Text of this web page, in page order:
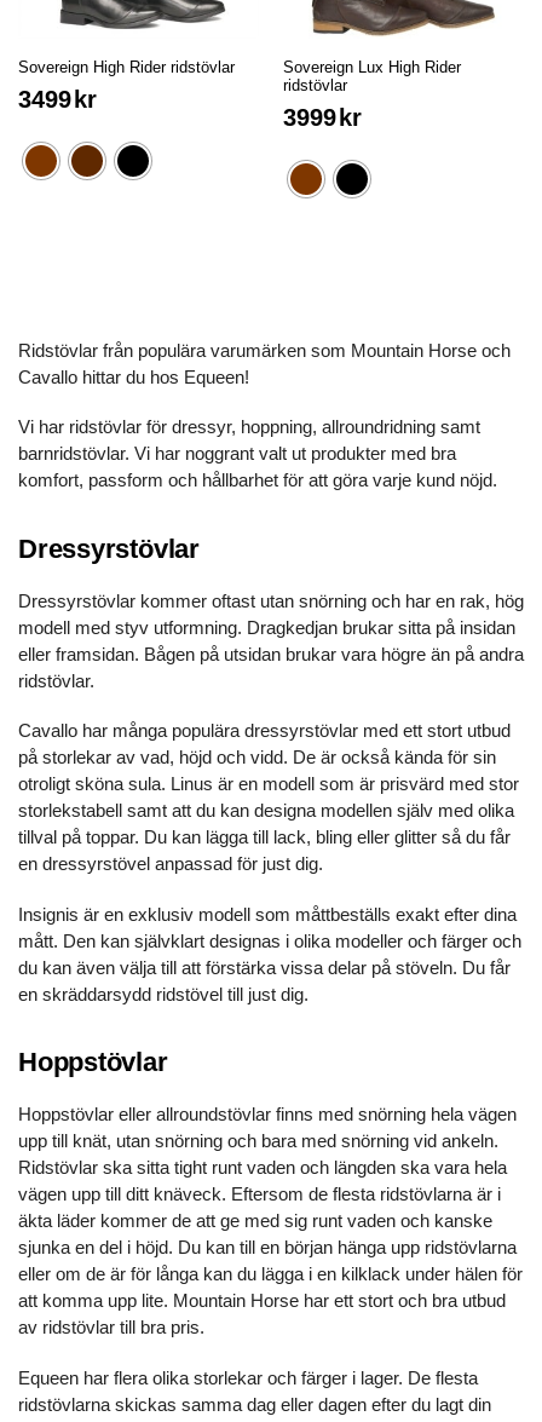
Sovereign High Rider ridstövlar
3499 kr
Sovereign Lux High Rider
ridstövlar
3999 kr
Ridstövlar från populära varumärken som Mountain Horse och
Cavallo hittar du hos Equeen!
Vi har ridstövlar för dressyr, hoppning, allroundridning samt
barnridstövlar. Vi har noggrant valt ut produkter med bra
komfort, passform och hållbarhet för att göra varje kund nöjd.
Dressyrstövlar
Dressyrstövlar kommer oftast utan snörning och har en rak, hög
modell med styv utformning. Dragkedjan brukar sitta på insidan
eller framsidan. Bågen på utsidan brukar vara högre än på andra
ridstövlar.
Cavallo har många populära dressyrstövlar med ett stort utbud
på storlekar av vad, höjd och vidd. De är också kända för sin
otroligt sköna sula. Linus är en modell som är prisvärd med stor
storlekstabell samt att du kan designa modellen själv med olika
tillval på toppar. Du kan lägga till lack, bling eller glitter så du får
en dressyrstövel anpassad för just dig.
Insignis är en exklusiv modell som måttbeställs exakt efter dina
mått. Den kan självklart designas i olika modeller och färger och
du kan även välja till att förstärka vissa delar på stöveln. Du får
en skräddarsydd ridstövel till just dig.
Hoppstövlar
Hoppstövlar eller allroundstövlar finns med snörning hela vägen
upp till knät, utan snörning och bara med snörning vid ankeln.
Ridstövlar ska sitta tight runt vaden och längden ska vara hela
vägen upp till ditt knäveck. Eftersom de flesta ridstövlarna är i
äkta läder kommer de att ge med sig runt vaden och kanske
sjunka en del i höjd. Du kan till en början hänga upp ridstövlarna
eller om de är för långa kan du lägga i en kilklack under hälen för
att komma upp lite. Mountain Horse har ett stort och bra utbud
av ridstövlar till bra pris.
Equeen har flera olika storlekar och färger i lager. De flesta
ridstövlarna skickas samma dag eller dagen efter du lagt din